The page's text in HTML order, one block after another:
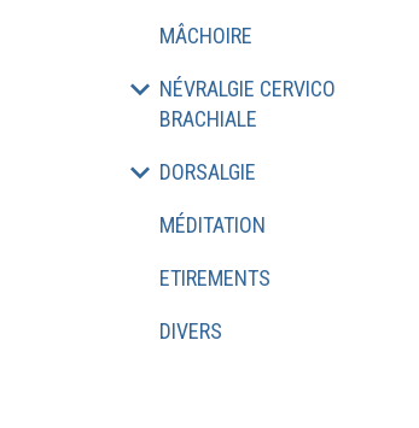
MÂCHOIRE
NÉVRALGIE CERVICO
BRACHIALE
DORSALGIE
MÉDITATION
ETIREMENTS
DIVERS